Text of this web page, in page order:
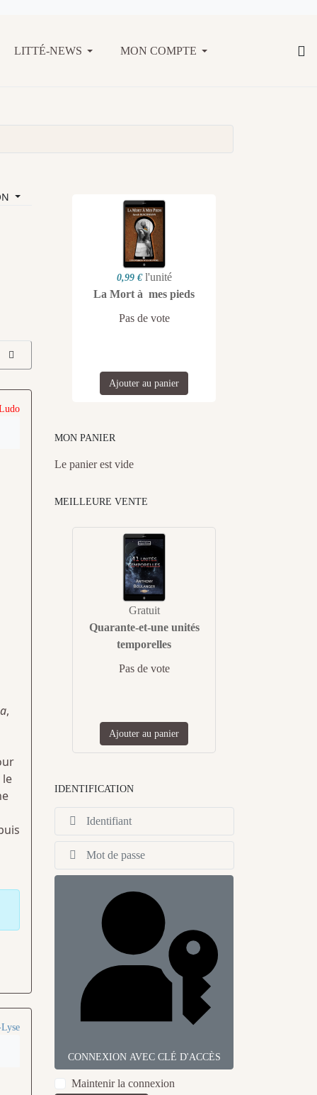
LITTÉ-NEWS MON COMPTE
,
0,99 € l'unité
La Mort à mes pieds
Pas de vote
Ajouter au panier
MON PANIER
Le panier est vide
MEILLEURE VENTE
Gratuit
Quarante-et-une unités
temporelles
Pas de vote
Ajouter au panier
IDENTIFICATION
CONNEXION AVEC CLÉ D'ACCÈS
Maintenir la connexion